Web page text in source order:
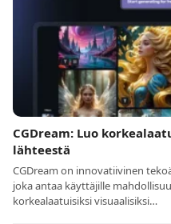
CGDream: Luo
lähteestä
CGDream on innovatiivinen
joka antaa käyttäjille
korkealaatuisiksi visuaalisiksi…